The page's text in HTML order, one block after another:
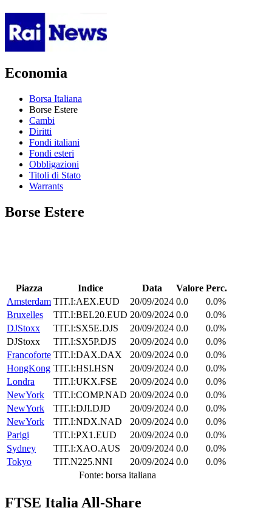
Economia
Borsa Italiana
Borse Estere
Cambi
Diritti
Fondi italiani
Fondi esteri
Obbligazioni
Titoli di Stato
Warrants
Borse Estere
Piazza Indice Data Valore Perc.
Amsterdam TIT.I:AEX.EUD 20/09/2024 0.0
0.0%
Bruxelles
TIT.I:BEL20.EUD 20/09/2024 0.0
0.0%
DJStoxx
TIT.I:SX5E.DJS 20/09/2024 0.0
0.0%
DJStoxx
TIT.I:SX5P.DJS 20/09/2024 0.0
0.0%
Francoforte TIT.I:DAX.DAX 20/09/2024 0.0
0.0%
HongKong TIT.I:HSI.HSN 20/09/2024 0.0
0.0%
Londra
TIT.I:UKX.FSE 20/09/2024 0.0
0.0%
NewYork
TIT.I:COMP.NAD 20/09/2024 0.0
0.0%
NewYork
TIT.I:DJI.DJD 20/09/2024 0.0
0.0%
NewYork
TIT.I:NDX.NAD 20/09/2024 0.0
0.0%
Parigi
TIT.I:PX1.EUD 20/09/2024 0.0
0.0%
Sydney
TIT.I:XAO.AUS 20/09/2024 0.0
0.0%
Tokyo
TIT.N225.NNI 20/09/2024 0.0
0.0%
Fonte: borsa italiana
FTSE Italia All-Share